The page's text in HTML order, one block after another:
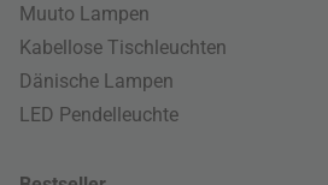
Muuto Lampen
Kabellose Tischleuchten
Dänische Lampen
LED Pendelleuchte